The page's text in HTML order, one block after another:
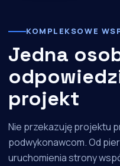
KOMPLEKSOWE
Jedna
projekt
Nie przekazuję projektu
podwykonawcom. Od
uruchomienia strony